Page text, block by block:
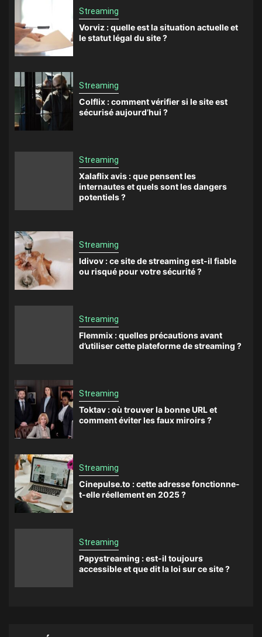
Streaming
Vorviz : quelle est la situation actuelle et
le statut légal du site ?
Streaming
Colflix : comment vérifier si le site est
sécurisé aujourd’hui ?
Streaming
Xalaflix avis : que pensent les
internautes et quels sont les dangers
potentiels ?
Streaming
Idivov : ce site de streaming est-il fiable
ou risqué pour votre sécurité ?
Streaming
Flemmix : quelles précautions avant
d’utiliser cette plateforme de streaming ?
Streaming
Toktav : où trouver la bonne URL et
comment éviter les faux miroirs ?
Streaming
Cinepulse.to : cette adresse fonctionne-
t-elle réellement en 2025 ?
Streaming
Papystreaming : est-il toujours
accessible et que dit la loi sur ce site ?